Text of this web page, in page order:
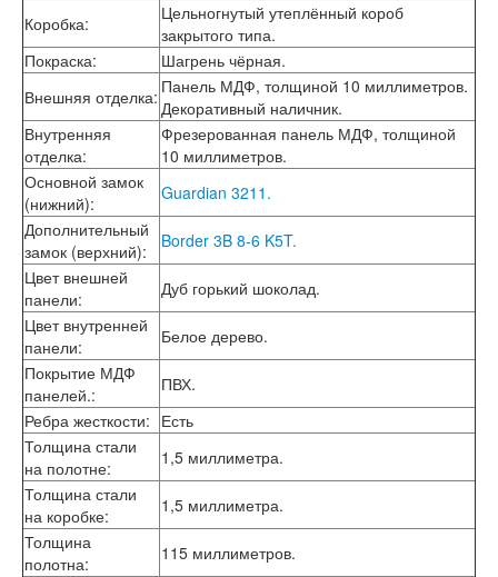
Лабиринт Термомагнит
Лабиринт Трендо
Лабиринт Тундра Плюс
Лабиринт Урбан
Лабиринт Фрост
Лабиринт Шторм
Лабиринт Эволаб
Двери Про
Двери Интекрон
Интекрон Брайтон Антрацит
Интекрон Вектор
Интекрон Гектор
Интекрон Греция
Интекрон Италия
Интекрон Колизей
Интекрон Колизей Белый
Интекрон Неаполь
Интекрон Олимпия
Интекрон Премьера
Интекрон Профит
Интекрон Ронда
Интекрон Сицилия
Интекрон Спарта Белая
Интекрон Спарта Грей
Интекрон Термо
Коробка:
Цельногнутый утеплённый короб
закрытого типа.
Покраска:
Шагрень чёрная.
Внешняя отделка: Панель МДФ, толщиной 10 миллиметров.
Декоративный наличник.
Внутренняя
отделка:
Фрезерованная панель МДФ, толщиной
10 миллиметров.
Основной замок
(нижний):
Guardian 3211.
Дополнительный
замок (верхний):
Border 3B 8-6 K5T.
Цвет внешней
панели:
Дуб горький шоколад.
Цвет внутренней
панели:
Белое дерево.
Покрытие МДФ
панелей.:
ПВХ.
Ребра жесткости: Есть
Толщина стали
на полотне:
1,5 миллиметра.
Толщина стали
на коробке:
1,5 миллиметра.
Толщина
полотна:
115 миллиметров.